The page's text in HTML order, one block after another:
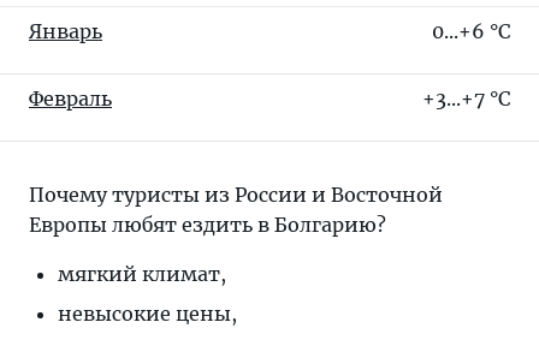
Январь 0...+6 °C
Февраль +3...+7 °C
Почему туристы из России и Восточной
Европы любят ездить в Болгарию?
мягкий климат,
невысокие цены,